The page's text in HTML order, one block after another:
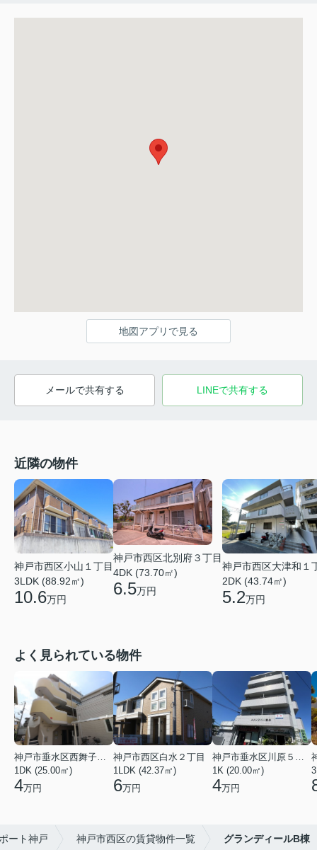
地図アプリで見る
メールで共有する LINEで共有する
近隣の物件
神戸市西区小山１丁目
3LDK (88.92㎡)
10.6万円
神戸市西区北別府３丁目
4DK (73.70㎡)
6.5万円
神戸市西区大津和１
2DK (43.74㎡)
5.2万円
よく見られている物件
神戸市垂水区西舞子２丁目
1DK (25.00㎡)
4万円
神戸市西区白水２丁目
1LDK (42.37㎡)
6万円
神戸市垂水区川原５丁目
1K (20.00㎡)
4万円
ート神戸 神戸市西区の賃貸物件一覧 グランディールB棟